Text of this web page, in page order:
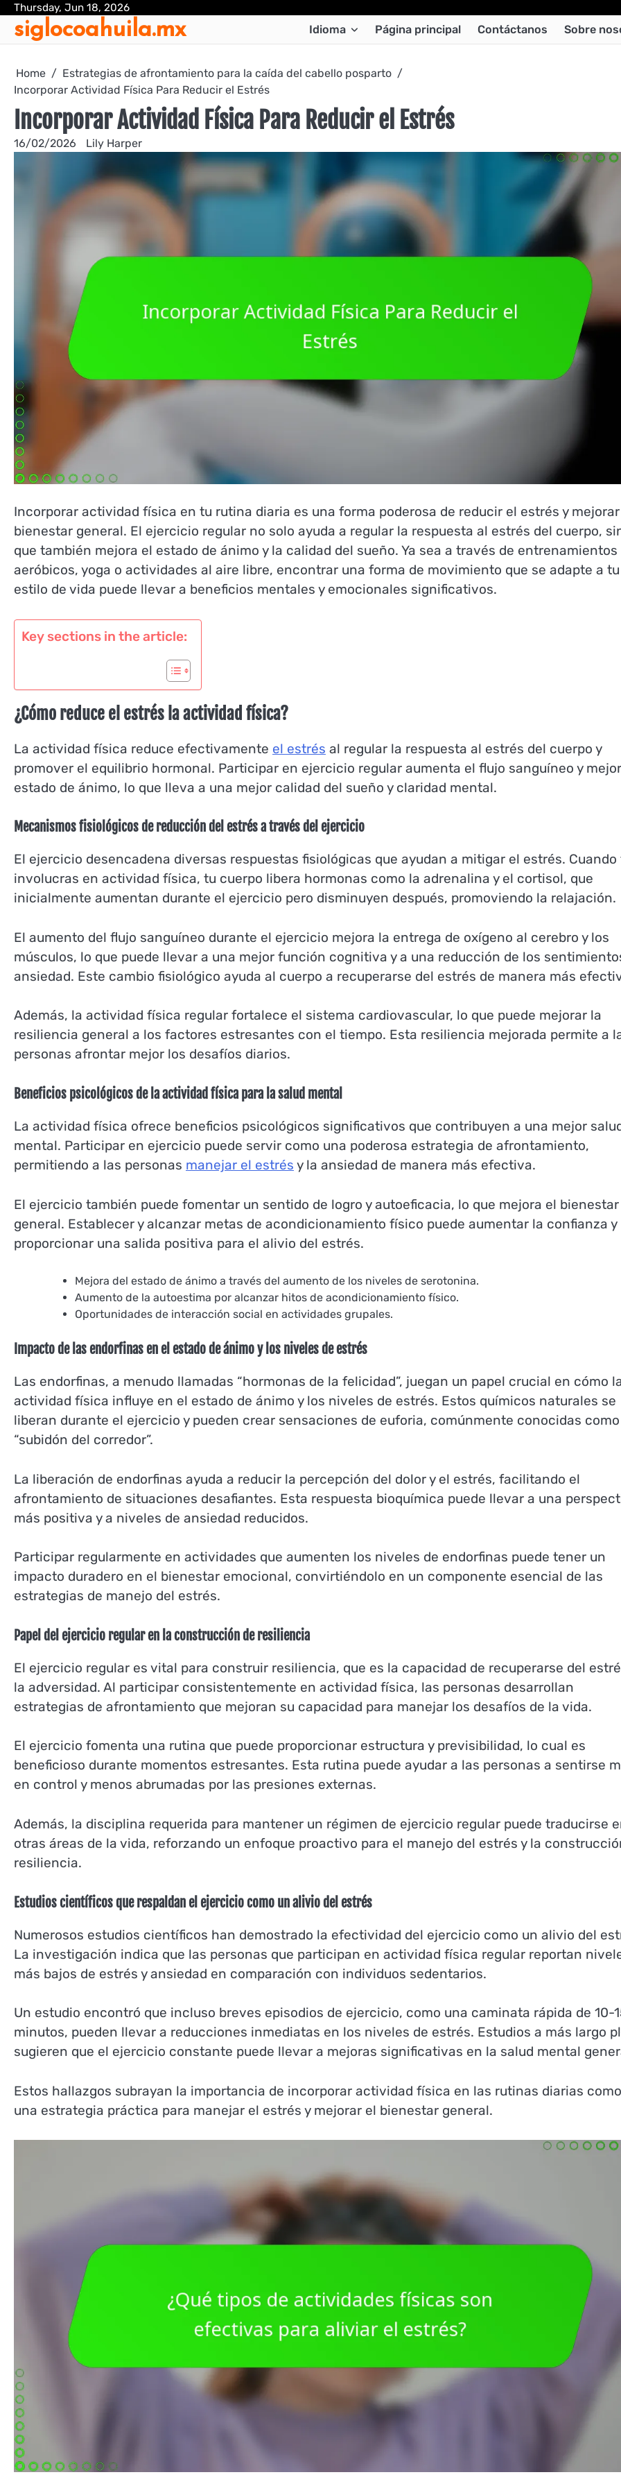
Skip
content
Thursday, Jun 18, 2026
siglocoahuila.mx Idioma Página principal Contáctanos Sobre
Home
Estrategias de afrontamiento para la caída del cabello posparto
Incorporar Actividad Física Para Reducir el Estrés
Incorporar Actividad Física Para Reducir el Estrés
16/02/2026 Lily Harper
Incorporar actividad física en tu rutina diaria es una forma poderosa de reducir el estrés y
bienestar general. El ejercicio regular no solo ayuda a regular la respuesta al estrés del cuerpo,
que también mejora el estado de ánimo y la calidad del sueño. Ya sea a través de entrenamientos
aeróbicos, yoga o actividades al aire libre, encontrar una forma de movimiento que se adapte a tu
estilo de vida puede llevar a beneficios mentales y emocionales significativos.
Key sections in the article:
¿Cómo reduce el estrés la actividad física?
La actividad física reduce efectivamente el estrés al regular la respuesta al estrés del cuerpo y
promover el equilibrio hormonal. Participar en ejercicio regular aumenta el flujo sanguíneo y
estado de ánimo, lo que lleva a una mejor calidad del sueño y claridad mental.
Mecanismos fisiológicos de reducción del estrés a través del ejercicio
El ejercicio desencadena diversas respuestas fisiológicas que ayudan a mitigar el estrés. Cuando
involucras en actividad física, tu cuerpo libera hormonas como la adrenalina y el cortisol, que
inicialmente aumentan durante el ejercicio pero disminuyen después, promoviendo la relajación.
El aumento del flujo sanguíneo durante el ejercicio mejora la entrega de oxígeno al cerebro y los
músculos, lo que puede llevar a una mejor función cognitiva y a una reducción de los
ansiedad. Este cambio fisiológico ayuda al cuerpo a recuperarse del estrés de manera más
Además, la actividad física regular fortalece el sistema cardiovascular, lo que puede mejorar la
resiliencia general a los factores estresantes con el tiempo. Esta resiliencia mejorada permite a
personas afrontar mejor los desafíos diarios.
Beneficios psicológicos de la actividad física para la salud mental
La actividad física ofrece beneficios psicológicos significativos que contribuyen a una mejor
mental. Participar en ejercicio puede servir como una poderosa estrategia de afrontamiento,
permitiendo a las personas manejar el estrés y la ansiedad de manera más efectiva.
El ejercicio también puede fomentar un sentido de logro y autoeficacia, lo que mejora el bienestar
general. Establecer y alcanzar metas de acondicionamiento físico puede aumentar la confianza y
proporcionar una salida positiva para el alivio del estrés.
Mejora del estado de ánimo a través del aumento de los niveles de serotonina.
Aumento de la autoestima por alcanzar hitos de acondicionamiento físico.
Oportunidades de interacción social en actividades grupales.
Impacto de las endorfinas en el estado de ánimo y los niveles de estrés
Las endorfinas, a menudo llamadas “hormonas de la felicidad”, juegan un papel crucial en cómo
actividad física influye en el estado de ánimo y los niveles de estrés. Estos químicos naturales se
liberan durante el ejercicio y pueden crear sensaciones de euforia, comúnmente conocidas
“subidón del corredor”.
La liberación de endorfinas ayuda a reducir la percepción del dolor y el estrés, facilitando el
afrontamiento de situaciones desafiantes. Esta respuesta bioquímica puede llevar a una
más positiva y a niveles de ansiedad reducidos.
Participar regularmente en actividades que aumenten los niveles de endorfinas puede tener un
impacto duradero en el bienestar emocional, convirtiéndolo en un componente esencial de las
estrategias de manejo del estrés.
Papel del ejercicio regular en la construcción de resiliencia
El ejercicio regular es vital para construir resiliencia, que es la capacidad de recuperarse del
la adversidad. Al participar consistentemente en actividad física, las personas desarrollan
estrategias de afrontamiento que mejoran su capacidad para manejar los desafíos de la vida.
El ejercicio fomenta una rutina que puede proporcionar estructura y previsibilidad, lo cual es
beneficioso durante momentos estresantes. Esta rutina puede ayudar a las personas a sentirse
en control y menos abrumadas por las presiones externas.
Además, la disciplina requerida para mantener un régimen de ejercicio regular puede traducirse
otras áreas de la vida, reforzando un enfoque proactivo para el manejo del estrés y la
resiliencia.
Estudios científicos que respaldan el ejercicio como un alivio del estrés
Numerosos estudios científicos han demostrado la efectividad del ejercicio como un alivio del
La investigación indica que las personas que participan en actividad física regular reportan
más bajos de estrés y ansiedad en comparación con individuos sedentarios.
Un estudio encontró que incluso breves episodios de ejercicio, como una caminata rápida de 10-
minutos, pueden llevar a reducciones inmediatas en los niveles de estrés. Estudios a más largo
sugieren que el ejercicio constante puede llevar a mejoras significativas en la salud mental
Estos hallazgos subrayan la importancia de incorporar actividad física en las rutinas diarias como
una estrategia práctica para manejar el estrés y mejorar el bienestar general.